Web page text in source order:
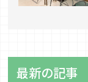
最新の記事